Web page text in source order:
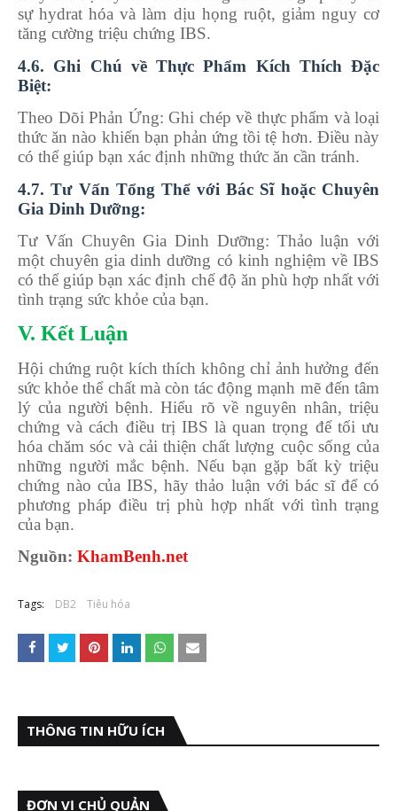
sự hydrat hóa và làm dịu họng ruột, giảm nguy cơ
tăng cường triệu chứng IBS.
4.6. Ghi Chú về Thực Phẩm Kích Thích Đặc
Biệt:
Theo Dõi Phản Ứng: Ghi chép về thực phẩm và loại
thức ăn nào khiến bạn phản ứng tồi tệ hơn. Điều này
có thể giúp bạn xác định những thức ăn cần tránh.
4.7. Tư Vấn Tổng Thể với Bác Sĩ hoặc Chuyên
Gia Dinh Dưỡng:
Tư Vấn Chuyên Gia Dinh Dưỡng: Thảo luận với
một chuyên gia dinh dưỡng có kinh nghiệm về IBS
có thể giúp bạn xác định chế độ ăn phù hợp nhất với
tình trạng sức khỏe của bạn.
V. Kết Luận
Hội chứng ruột kích thích không chỉ ảnh hưởng đến
sức khỏe thể chất mà còn tác động mạnh mẽ đến tâm
lý của người bệnh. Hiểu rõ về nguyên nhân, triệu
chứng và cách điều trị IBS là quan trọng để tối ưu
hóa chăm sóc và cải thiện chất lượng cuộc sống của
những người mắc bệnh. Nếu bạn gặp bất kỳ triệu
chứng nào của IBS, hãy thảo luận với bác sĩ để có
phương pháp điều trị phù hợp nhất với tình trạng
của bạn.
Nguồn: KhamBenh.net
Tags: DB2 Tiêu hóa
THÔNG TIN HỮU ÍCH
ĐƠN VỊ CHỦ QUẢN